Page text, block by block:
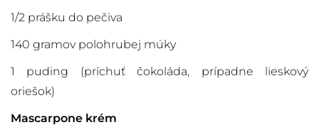
1/2 prášku do pečiva
140 gramov polohrubej múky
1 puding (príchuť čokoláda, prípadne lieskový
oriešok)
Mascarpone krém